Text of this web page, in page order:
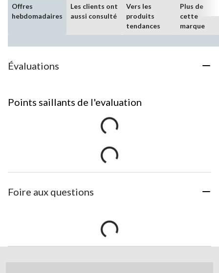
Offres
hebdomadaires
Les clients ont
aussi consulté
Vers les
produits
tendances
Plus de
cette
marque
Évaluations
Points saillants de l'evaluation
Foire aux questions